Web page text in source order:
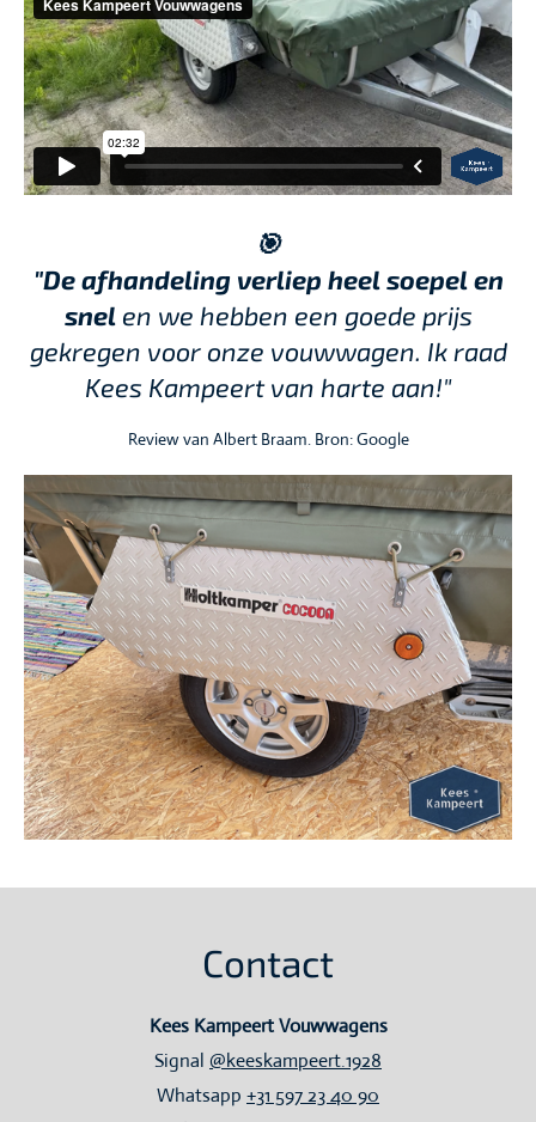
🎯
"De afhandeling verliep heel soepel en
snelen we hebben een goede prijs
gekregen voor onze vouwwagen. Ik raad
Kees Kampeert van harte aan!"
Review van Albert Braam. Bron: Google
Contact
Kees Kampeert Vouwwagens
Signal @keeskampeert.1928
Whatsapp +31 597 23 40 90